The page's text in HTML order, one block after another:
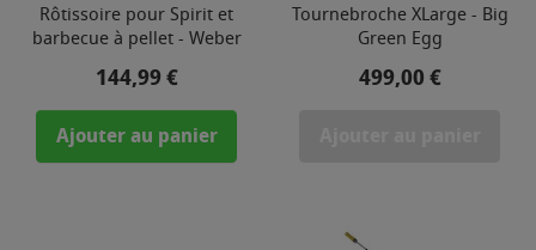
Rôtissoire pour Spirit et
barbecue à pellet - Weber
Prix
144,99 €
Ajouter au panier
Tournebroche XLarge - Big
Green Egg
Prix
499,00 €